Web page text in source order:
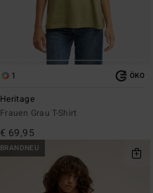
1 ÖKO
Heritage
Frauen Grau T-Shirt
€ 69,95
BRANDNEU